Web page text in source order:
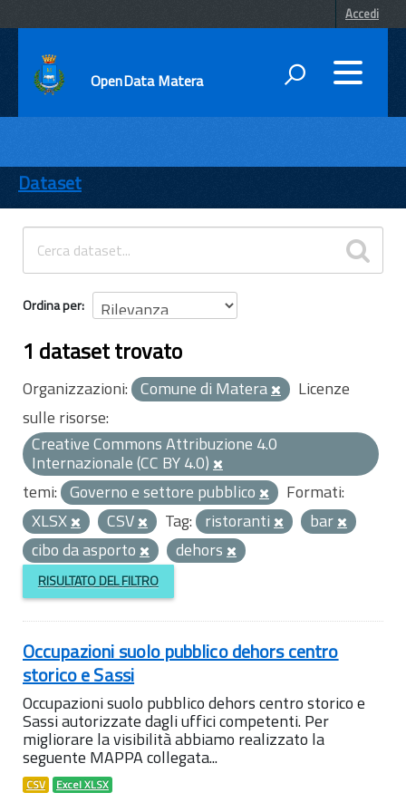
Accedi
OpenData Matera
ENTI
TEMI
INFORMAZIONI
Dataset
Ordina per
1 dataset trovato
Organizzazioni: Comune di Matera
Licenze
sulle risorse:
Creative Commons Attribuzione 4.0
Internazionale (CC BY 4.0)
temi: Governo e settore pubblico
Formati:
XLSX
CSV Tag: ristoranti
bar
cibo da asporto
dehors
RISULTATO DEL FILTRO
Occupazioni suolo pubblico dehors centro
storico e Sassi
Occupazioni suolo pubblico dehors centro storico e
Sassi autorizzate dagli uffici competenti. Per
migliorare la visibilità abbiamo realizzato la
seguente MAPPA collegata...
CSV Excel XLSX